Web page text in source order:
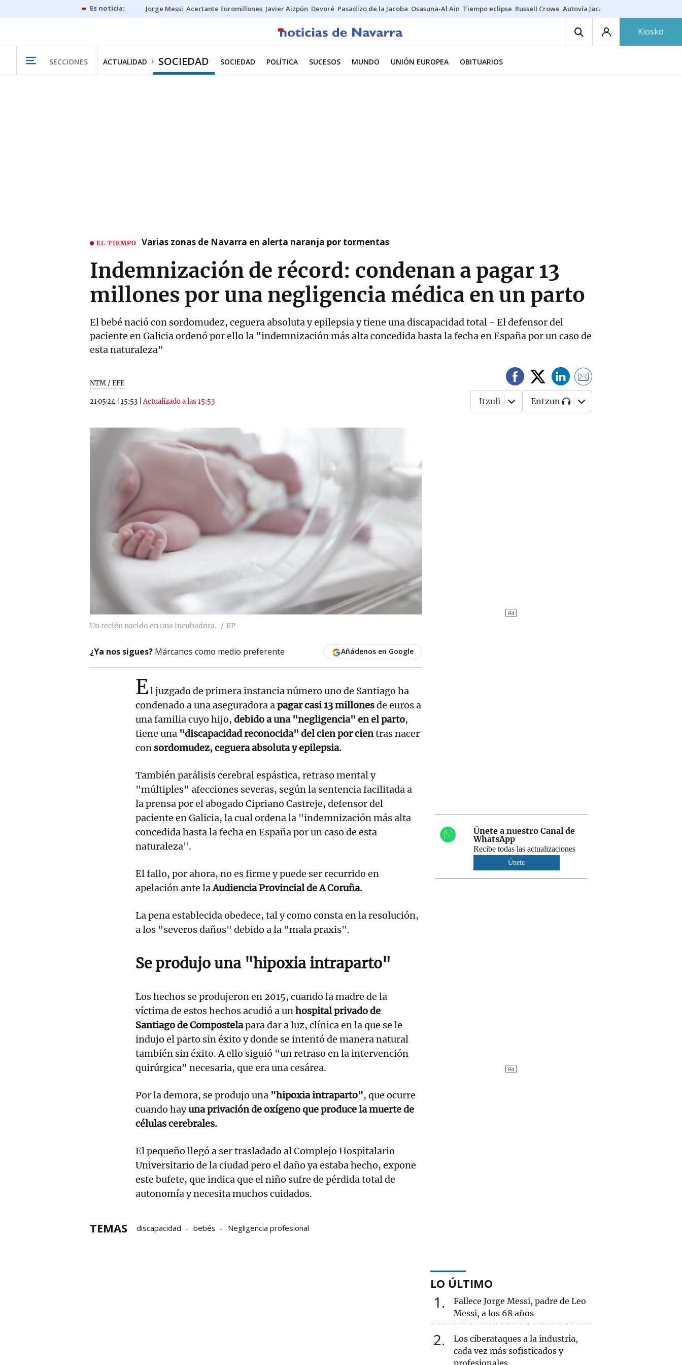
Jorge Messi Acertante Euromillones Javier Aizpún Devoré Pasadizo de la Jacoba Osasuna-Al Ain Tiempo eclipse Russell Crowe Autovía Jaca
Kiosko
SECCIONES ACTUALIDAD SOCIEDAD SOCIEDAD POLÍTICA SUCESOS MUNDO UNIÓN EUROPEA OBITUARIOS
EL TIEMPO Varias zonas de Navarra en alerta naranja por tormentas
Indemnización de récord: condenan a pagar 13
millones por una negligencia médica en un parto
El bebé nació con sordomudez, ceguera absoluta y epilepsia y tiene una discapacidad total - El defensor del
paciente en Galicia ordenó por ello la "indemnización más alta concedida hasta la fecha en España por un caso de
esta naturaleza"
NTM / EFE
21·05·24 15:53 |Actualizado a las 15:53 Itzuli Entzun
Un recién nacido en una incubadora. EP
¿Ya nos sigues? Márcanos como medio preferente Añádenos en Google
El juzgado de primera instancia número uno de Santiago ha
condenado a una aseguradora apagar casi 13 millonesde euros a
una familia cuyo hijo, debido a una "negligencia" en el parto,
tiene una "discapacidad reconocida" del cien por cientras nacer
con sordomudez, ceguera absoluta y epilepsia.
También parálisis cerebral espástica, retraso mental y
"múltiples" afecciones severas, según la sentencia facilitada a
la prensa por el abogado Cipriano Castreje, defensor del
paciente en Galicia, la cual ordena la "indemnización más alta
concedida hasta la fecha en España por un caso de esta
naturaleza".
El fallo, por ahora, no es firme y puede ser recurrido en
apelación ante laAudiencia Provincial de A Coruña.
La pena establecida obedece, tal y como consta en la resolución,
a los "severos daños" debido a la "mala praxis".
Se produjo una "hipoxia intraparto"
Los hechos se produjeron en 2015, cuando la madre de la
víctima de estos hechos acudió a unhospital privado de
Santiago de Compostelapara dar a luz, clínica en la que se le
indujo el parto sin éxito y donde se intentó de manera natural
también sin éxito. A ello siguió "un retraso en la intervención
quirúrgica" necesaria, que era una cesárea.
Por la demora, se produjo una "hipoxia intraparto", que ocurre
cuando hayuna privación de oxígeno que produce la muerte de
células cerebrales.
El pequeño llegó a ser trasladado al Complejo Hospitalario
Universitario de la ciudad pero el daño ya estaba hecho, expone
este bufete, que indica que el niño sufre de pérdida total de
autonomía y necesita muchos cuidados.
TEMAS discapacidad bebés Negligencia profesional
Únete a nuestro Canal de
WhatsApp
Recibe todas las actualizaciones
Únete
LO ÚLTIMO
1
Fallece Jorge Messi, padre de Leo
Messi, a los 68 años
2
Los ciberataques a la industria,
cada vez más sofisticados y
profesionales